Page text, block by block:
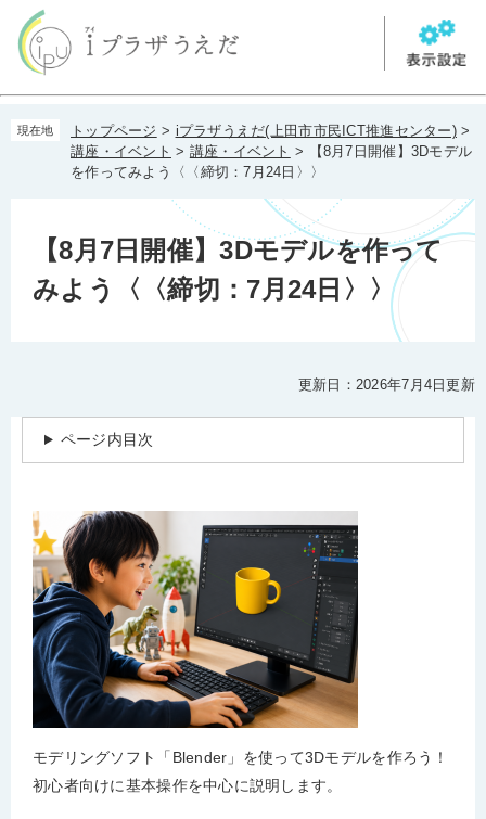
先
を
文
現在地 トップページ > iプラザうえだ(上田市市民ICT推進センター) >
講座・イベント > 講座・イベント >
【8月7日開催】3Dモデル
を作ってみよう〈〈締切：7月24日〉〉
【8月7日開催】3Dモデルを作って
みよう〈〈締切：7月24日〉〉
更新日：2026年7月4日更新
ページ内目次
モデリングソフト「Blender」を使って3Dモデルを作ろう！
初心者向けに基本操作を中心に説明します。